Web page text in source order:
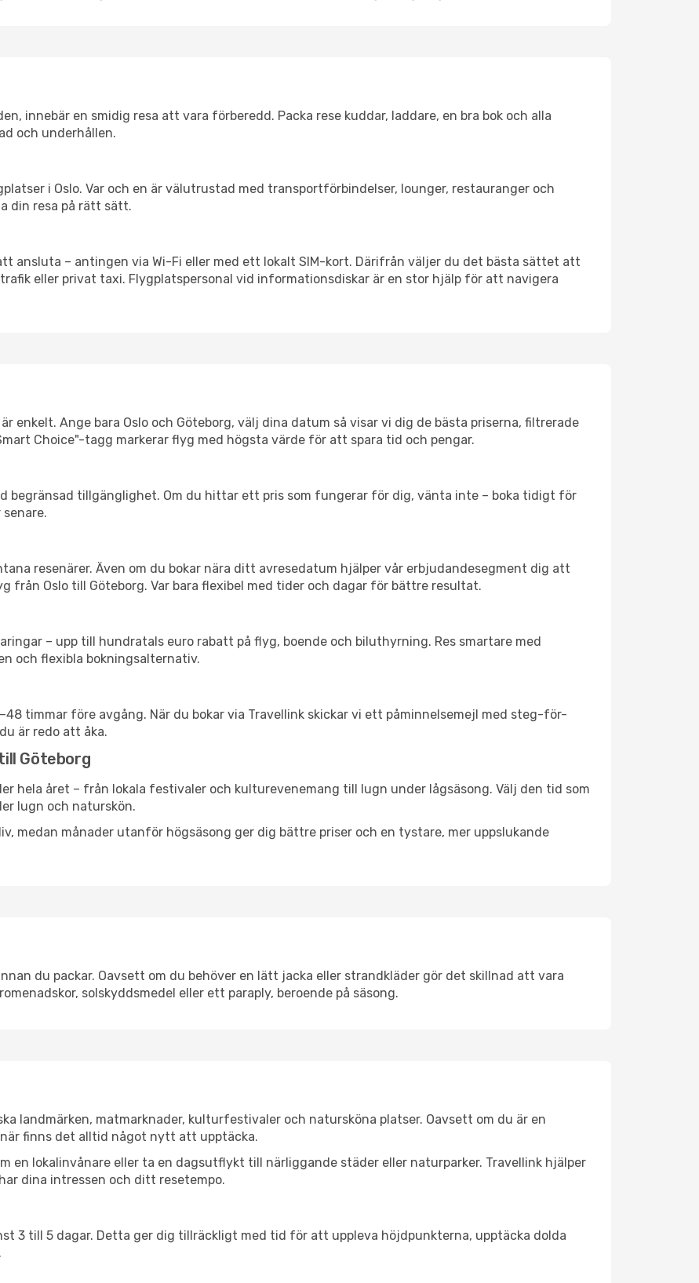
innebär en smidig resa att vara förberedd. Packa rese kuddar, laddare, en bra bok och alla
och underhållen.
i Oslo. Var och en är välutrustad med transportförbindelser, lounger, restauranger och
din resa på rätt sätt.
ansluta – antingen via Wi-Fi eller med ett lokalt SIM-kort. Därifrån väljer du det bästa sättet att
eller privat taxi. Flygplatspersonal vid informationsdiskar är en stor hjälp för att navigera
enkelt. Ange bara Oslo och Göteborg, välj dina datum så visar vi dig de bästa priserna, filtrerade
Choice"-tagg markerar flyg med högsta värde för att spara tid och pengar.
begränsad tillgänglighet. Om du hittar ett pris som fungerar för dig, vänta inte – boka tidigt för
resenärer. Även om du bokar nära ditt avresedatum hjälper vår erbjudandesegment dig att
Oslo till Göteborg. Var bara flexibel med tider och dagar för bättre resultat.
– upp till hundratals euro rabatt på flyg, boende och biluthyrning. Res smartare med
och flexibla bokningsalternativ.
timmar före avgång. När du bokar via Travellink skickar vi ett påminnelsemejl med steg-för-
är redo att åka.
Göteborg
hela året – från lokala festivaler och kulturevenemang till lugn under lågsäsong. Välj den tid som
lugn och naturskön.
medan månader utanför högsäsong ger dig bättre priser och en tystare, mer uppslukande
du packar. Oavsett om du behöver en lätt jacka eller strandkläder gör det skillnad att vara
solskyddsmedel eller ett paraply, beroende på säsong.
landmärken, matmarknader, kulturfestivaler och natursköna platser. Oavsett om du är en
finns det alltid något nytt att upptäcka.
en lokalinvånare eller ta en dagsutflykt till närliggande städer eller naturparker. Travellink hjälper
dina intressen och ditt resetempo.
3 till 5 dagar. Detta ger dig tillräckligt med tid för att uppleva höjdpunkterna, upptäcka dolda